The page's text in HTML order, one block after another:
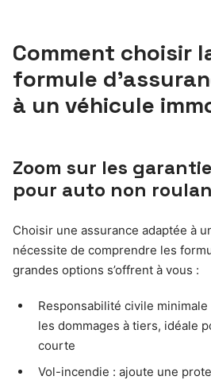
Comment choisir
formule
à un véhicule
Zoom sur les
pour auto non
Choisir une assurance adaptée à
nécessite de comprendre les
grandes options s’offrent à vous :
Responsabilité civile
les dommages à tiers, idéale
courte
Vol-incendie : ajoute une